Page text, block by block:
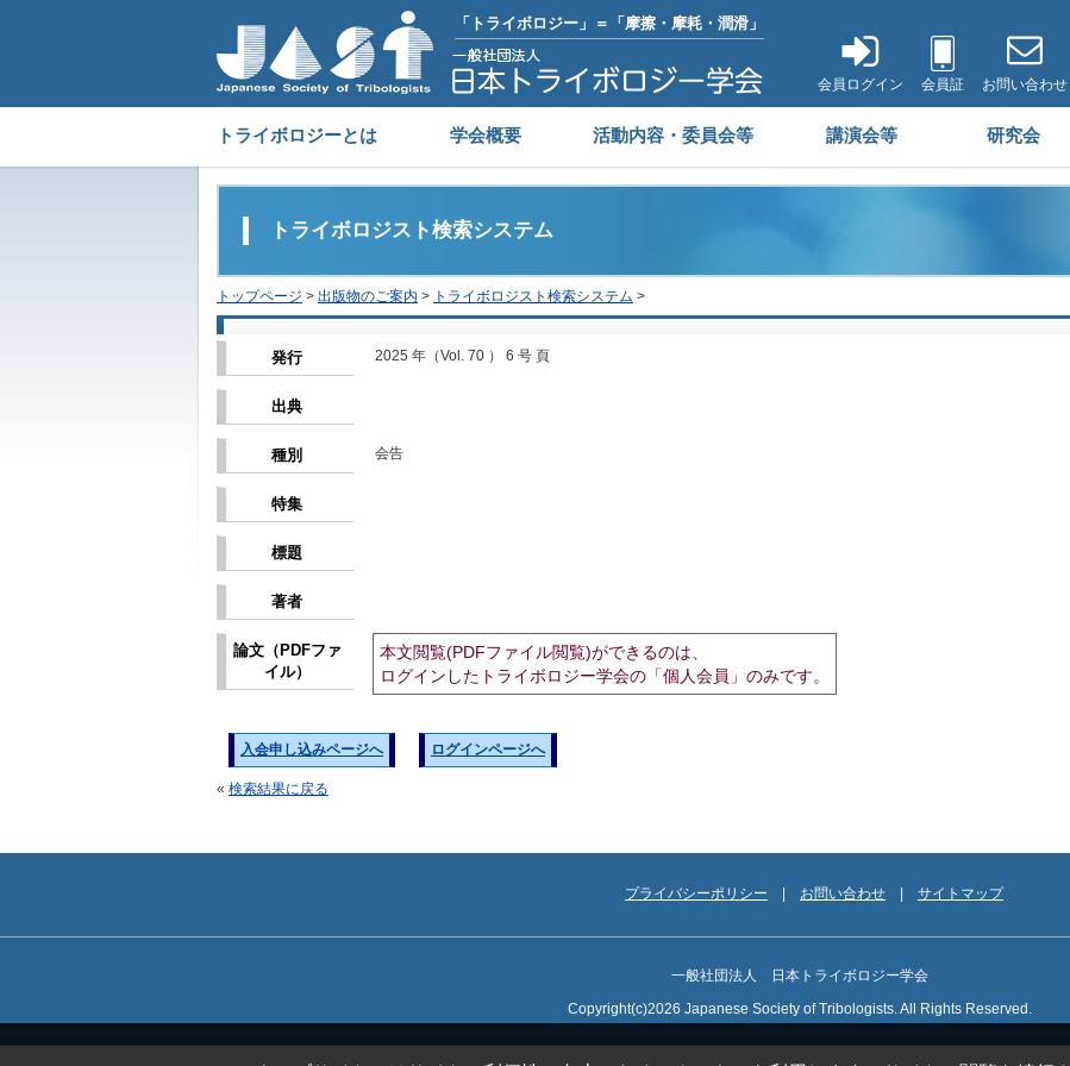
「トライボロジー」＝「摩擦・摩耗・潤滑」
会員ログイン 会員証 お問い合わせ
トライボロジーとは 学会概要 活動内容・委員会等 講演会等 研究会
トライボロジスト検索システム
トップページ > 出版物のご案内 > トライボロジスト検索システム >
発行 2025 年（Vol. 70 ） 6 号 頁
出典
種別 会告
特集
標題
著者
論文（PDFファ
イル）
本文閲覧(PDFファイル閲覧)ができるのは、
ログインしたトライボロジー学会の「個人会員」のみです。
入会申し込みページへ ログインページへ
« 検索結果に戻る
プライバシーポリシー お問い合わせ サイトマップ
一般社団法人 日本トライボロジー学会
Copyright(c)2026 Japanese Society of Tribologists. All Rights Reserved.